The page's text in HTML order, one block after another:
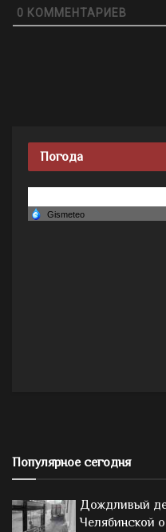
0 КОММЕНТАРИЕВ
Погода
Популярное сегодня
Дождливый
Челябинской